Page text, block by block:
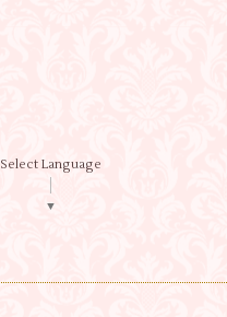
Select Language
▼